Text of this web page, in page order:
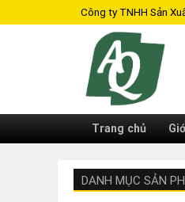
to
Công ty TNHH Sản
Trang chủ
DANH MỤC SẢN